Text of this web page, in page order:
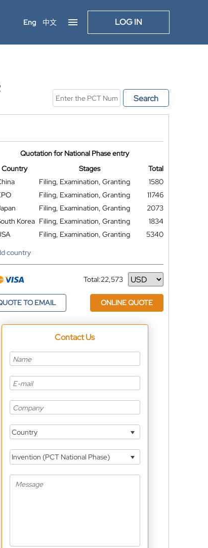
Eng 中文 LOG IN
Search
Quotation for National Phase entry
Country
Stages
Total
Filing, Examination, Granting
1580
Filing, Examination, Granting
11746
Filing, Examination, Granting
2073
Korea Filing, Examination, Granting
1834
Filing, Examination, Granting
5340
country
Total:22,573
Currency
TO EMAIL ONLINE QUOTE
Contact Us
Country
Invention (PCT National Phase)